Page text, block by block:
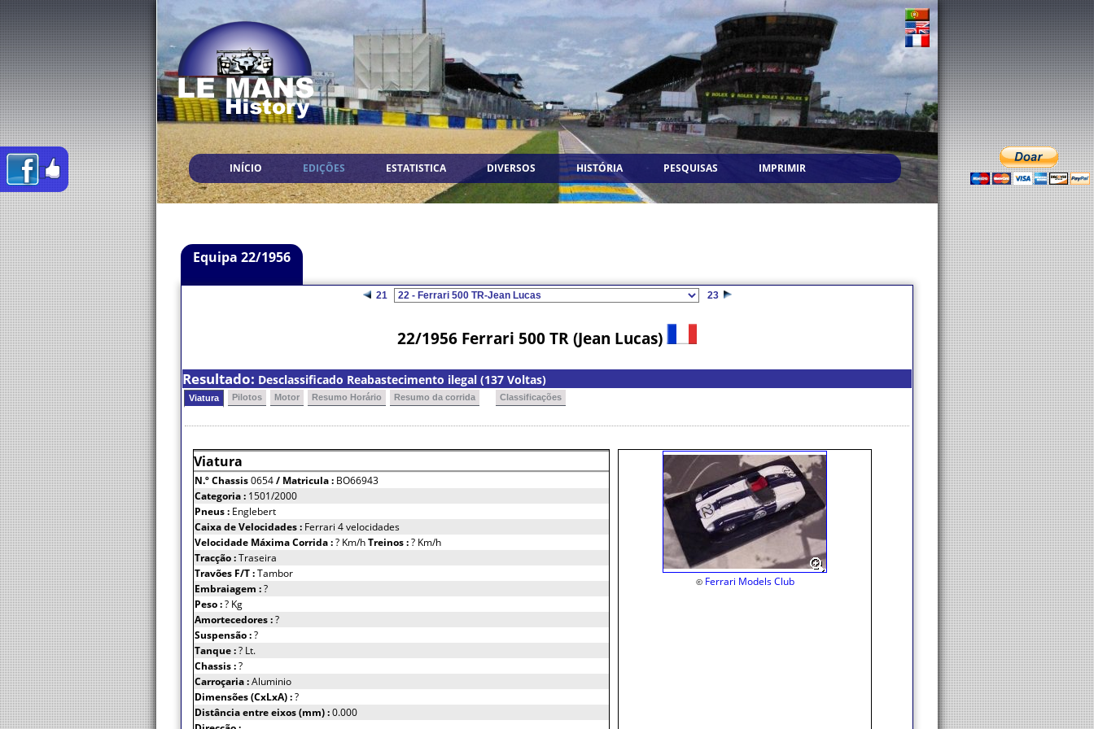
INÍCIO EDIÇÕES ESTATISTICA DIVERSOS HISTÓRIA PESQUISAS IMPRIMIR
Equipa 22/1956
21 23
22/1956 Ferrari 500 TR (Jean Lucas)
Resultado: Desclassificado Reabastecimento ilegal (137 Voltas)
Viatura Pilotos Motor Resumo Horário Resumo da corrida Classificações
Viatura
N.º Chassis0654/ Matricula : BO66943
Categoria : 1501/2000
Pneus : Englebert
Caixa de Velocidades : Ferrari 4 velocidades
Velocidade Máxima Corrida :? Km/hTreinos :? Km/h
Tracção :Traseira
Travões F/T :Tambor
Embraiagem :?
Peso :? Kg
Amortecedores :?
Suspensão :?
Tanque :? Lt.
Chassis :?
Carroçaria :Aluminio
Dimensões (CxLxA) :?
Distância entre eixos (mm) :0.000
© Ferrari Models Club